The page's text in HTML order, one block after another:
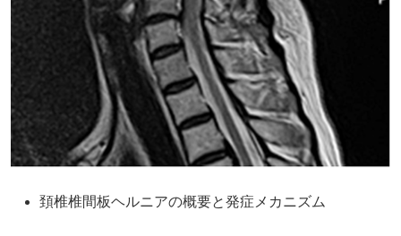
頚椎椎間板ヘルニアの概要と発症メカニズム